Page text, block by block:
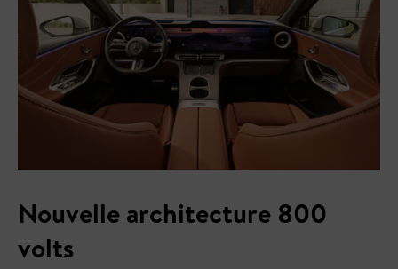
Nouvelle architecture 800
volts